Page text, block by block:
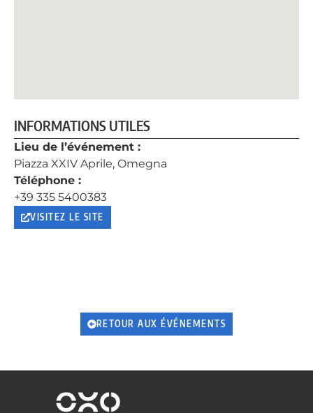
INFORMATIONS UTILES
Lieu de l’événement :
Piazza XXIV Aprile, Omegna
Téléphone :
+39 335 5400383
VISITEZ LE SITE
RETOUR AUX ÉVÉNEMENTS